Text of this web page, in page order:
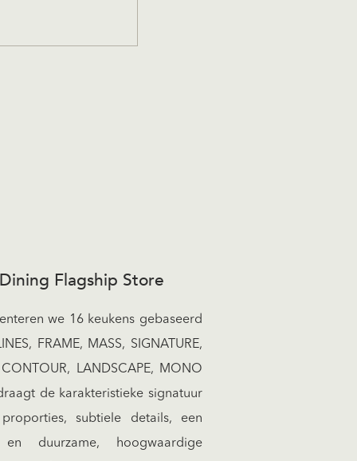
Flagship Store
we 16 keukens gebaseerd
FRAME, MASS, SIGNATURE,
LANDSCAPE, MONO
de karakteristieke signatuur
subtiele details, een
duurzame, hoogwaardige